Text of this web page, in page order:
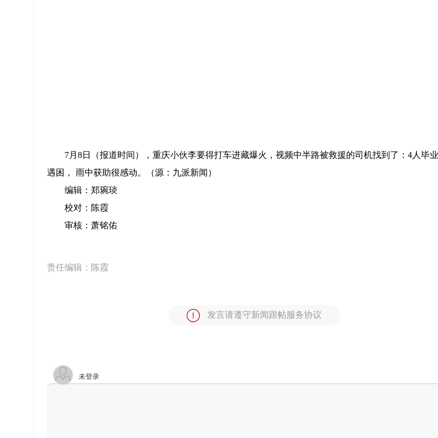
7月8日（报道时间），重庆小伙李要得打车进藏爆火，视频中半路被救援的司机找到了：4人毕
遇困， 雨中获助很感动。（源：九派新闻）
编辑：郑琬琰
校对：陈霞
审核：萧铭佑
责任编辑： 陈霞
发言请遵守新闻跟帖服务协议
未登录